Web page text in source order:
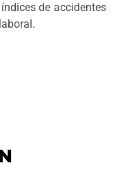
de accidentes